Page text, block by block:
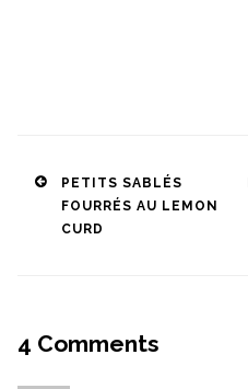
Post
navigation
PETITS SABLÉS
FOURRÉS AU LEMON
CURD
4 Comments